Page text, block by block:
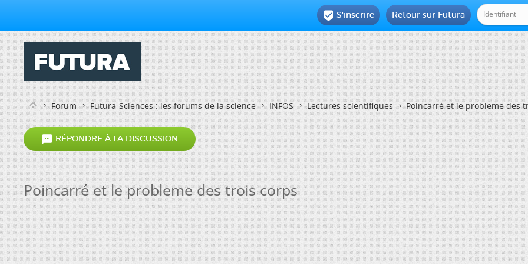
Retour sur Futura
 S'inscrire
Forum Futura-Sciences : les forums de la science INFOS Lectures scientifiques Poincarré et le probleme des
 RÉPONDRE À LA DISCUSSION
Poincarré et le probleme des trois corps